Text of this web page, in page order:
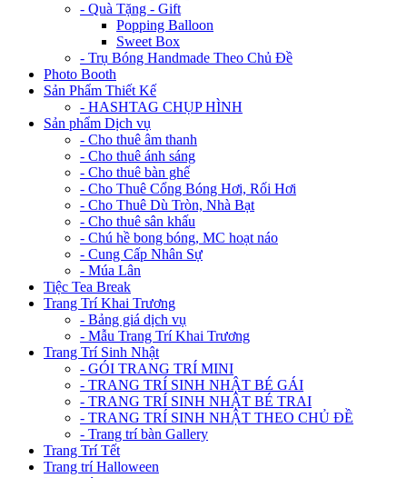
- Quà Tặng - Gift
Popping Balloon
Sweet Box
- Trụ Bóng Handmade Theo Chủ Đề
Photo Booth
Sản Phẩm Thiết Kế
- HASHTAG CHỤP HÌNH
Sản phẩm Dịch vụ
- Cho thuê âm thanh
- Cho thuê ánh sáng
- Cho thuê bàn ghế
- Cho Thuê Cổng Bóng Hơi, Rối Hơi
- Cho Thuê Dù Tròn, Nhà Bạt
- Cho thuê sân khấu
- Chú hề bong bóng, MC hoạt náo
- Cung Cấp Nhân Sự
- Múa Lân
Tiệc Tea Break
Trang Trí Khai Trương
- Bảng giá dịch vụ
- Mẫu Trang Trí Khai Trương
Trang Trí Sinh Nhật
- GÓI TRANG TRÍ MINI
- TRANG TRÍ SINH NHẬT BÉ GÁI
- TRANG TRÍ SINH NHẬT BÉ TRAI
- TRANG TRÍ SINH NHẬT THEO CHỦ ĐỀ
- Trang trí bàn Gallery
Trang Trí Tết
Trang trí Halloween